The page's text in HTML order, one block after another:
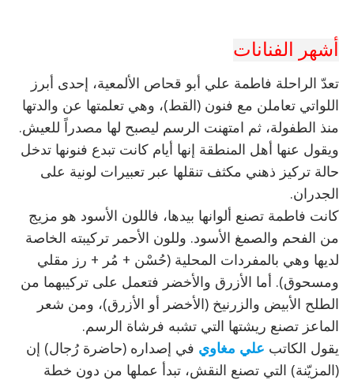
أشهر الفنانات
تعدّ الراحلة فاطمة علي أبو قحاص الألمعية، إحدى أبرز
اللواتي تعاملن مع فنون (القط)، وهي تعلمتها عن والدتها
منذ الطفولة، ثم امتهنت الرسم ليصبح لها مصدراً للعيش.
ويقول عنها أهل المنطقة إنها أيام كانت تبدع فنونها تدخل
حالة تركيز ذهني مكثف تنقلها عبر تعبيرات لونية على
الجدران.
كانت فاطمة تصنع ألوانها بيدها، فاللون الأسود هو مزيج
من الفحم والصمغ الأسود. وللون الأحمر تركيبته الخاصة
لديها وهي بالمفردات المحلية (حُسْن + مُر + رز مقلي
ومسحوق). أما الأزرق والأخضر فتعمل على تركيبهما من
الطلح الأبيض والزرنيخ (الأخضر أو الأزرق)، ومن شعر
الماعز تصنع ريشتها التي تشبه فرشاة الرسم.
يقول الكاتب علي مغاوي في إصداره (حاضرة رُجال) إن
(المزيّنة) التي تصنع النقش، تبدأ عملها من دون خطة